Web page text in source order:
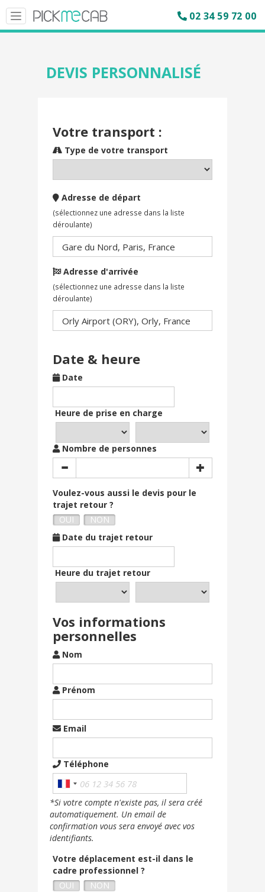
Toggle
navigation
02 34 59 72 00
DEVIS PERSONNALISÉ
Votre transport :
Type de votre transport
Adresse de départ
(sélectionnez une adresse dans la liste
déroulante)
Adresse d'arrivée
(sélectionnez une adresse dans la liste
déroulante)
Date & heure
Date
Heure de prise en charge
Nombre de personnes
Voulez-vous aussi le devis pour le
trajet retour ?
OUI
NON
Date du trajet retour
Heure du trajet retour
Vos informations
personnelles
Nom
Prénom
Email
Téléphone
France
+33
*Si votre compte n'existe pas, il sera créé
automatiquement. Un email de
confirmation vous sera envoyé avec vos
identifiants.
Votre déplacement est-il dans le
cadre professionnel ?
OUI
NON